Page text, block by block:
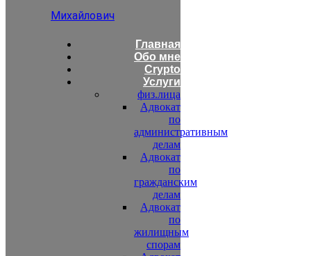
Михайлович
Главная
Обо мне
Crypto
Услуги
физ.лица
Адвокат
по
административным
делам
Адвокат
по
гражданским
делам
Адвокат
по
жилищным
спорам